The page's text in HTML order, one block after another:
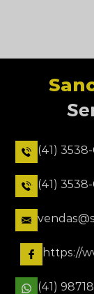
(41)
(41)
https://
(41)